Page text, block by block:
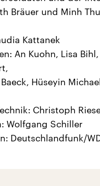
Bräuer und Minh
Kattanek
An Kuohn, Lisa
Baeck, Hüseyin
Christoph
Wolfgang Schiller
Deutschlandfunk/